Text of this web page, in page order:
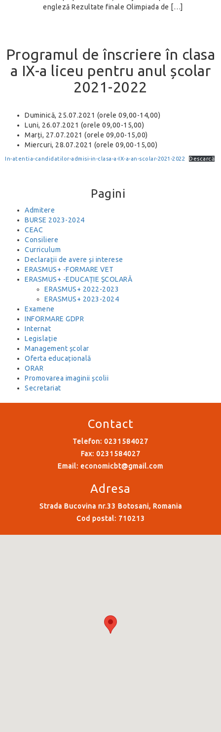
engleză Rezultate finale Olimpiada de […]
Programul de înscriere în clasa
a IX-a liceu pentru anul școlar
2021-2022
Duminică, 25.07.2021 (orele 09,00-14,00)
Luni, 26.07.2021 (orele 09,00-15,00)
Marți, 27.07.2021 (orele 09,00-15,00)
Miercuri, 28.07.2021 (orele 09,00-15,00)
In-atentia-candidatilor-admisi-in-clasa-a-IX-a-an-scolar-2021-2022 Descarcă
Pagini
Admitere
BURSE 2023-2024
CEAC
Consiliere
Curriculum
Declarații de avere și interese
ERASMUS+ -FORMARE VET
ERASMUS+ -EDUCAȚIE ȘCOLARĂ
ERASMUS+ 2022-2023
ERASMUS+ 2023-2024
Examene
INFORMARE GDPR
Internat
Legislație
Management școlar
Oferta educațională
ORAR
Promovarea imaginii școlii
Secretariat
Contact
Telefon: 0231584027
Fax: 0231584027
Email: economicbt@gmail.com
Adresa
Strada Bucovina nr.33 Botosani, Romania
Cod postal: 710213